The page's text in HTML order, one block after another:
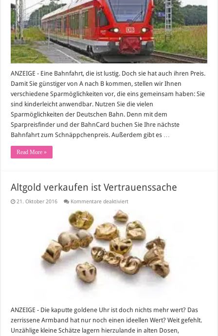
ANZEIGE - Eine Bahnfahrt, die ist lustig. Doch sie hat auch ihren Preis.
Damit Sie günstiger von A nach B kommen, stellen wir Ihnen
verschiedene Sparmöglichkeiten vor, die eins gemeinsam haben: Sie
sind kinderleicht anwendbar. Nutzen Sie die vielen
Sparmöglichkeiten der Deutschen Bahn. Denn mit dem
Sparpreisfinder und der BahnCard buchen Sie Ihre nächste
Bahnfahrt zum Schnäppchenpreis. Außerdem gibt es …
Read More »
Altgold verkaufen ist Vertrauenssache
21. Oktober 2016 Kommentare deaktiviertfür
ist
Vertrauenssache
ANZEIGE - Die kaputte goldene Uhr ist doch nichts mehr wert? Das
zerrissene Armband hat nur noch einen ideellen Wert? Weit gefehlt.
Unzählige kleine Schätze lagern hierzulande in alten Dosen,